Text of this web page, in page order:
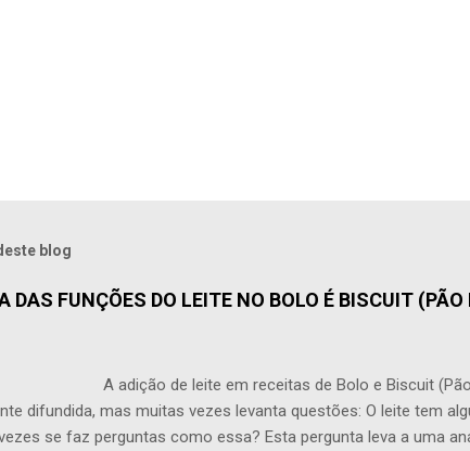
blog
DAS FUNÇÕES DO LEITE NO BOLO É BISCUIT (PÃO
de leite em receitas de Bolo e Biscuit (Pão de
difundida, mas muitas vezes levanta questões: O leite tem
se faz perguntas como essa? Esta pergunta leva a uma